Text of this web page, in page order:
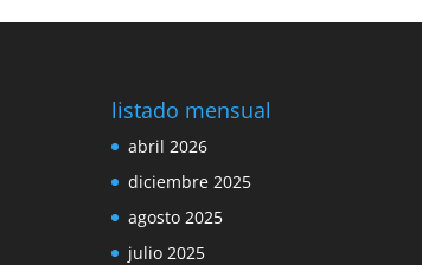
listado mensual
abril 2026
diciembre 2025
agosto 2025
julio 2025